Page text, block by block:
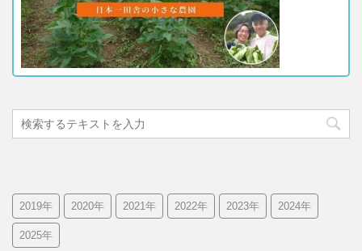
2019年 2020年 2021年 2022年 2023年 2024年
2025年